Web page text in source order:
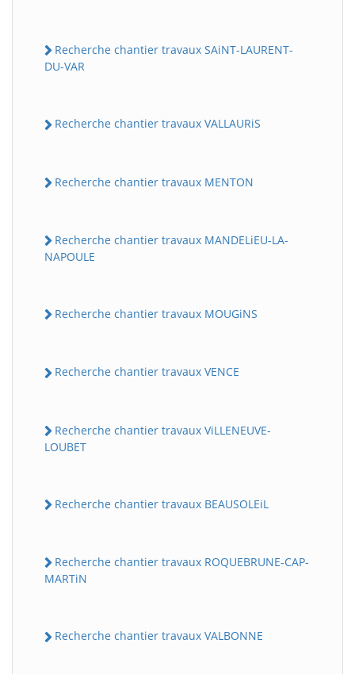
Recherche chantier travaux SAiNT-LAURENT-
DU-VAR
Recherche chantier travaux VALLAURiS
Recherche chantier travaux MENTON
Recherche chantier travaux MANDELiEU-LA-
NAPOULE
Recherche chantier travaux MOUGiNS
Recherche chantier travaux VENCE
Recherche chantier travaux ViLLENEUVE-
LOUBET
Recherche chantier travaux BEAUSOLEiL
Recherche chantier travaux ROQUEBRUNE-CAP-
MARTiN
Recherche chantier travaux VALBONNE